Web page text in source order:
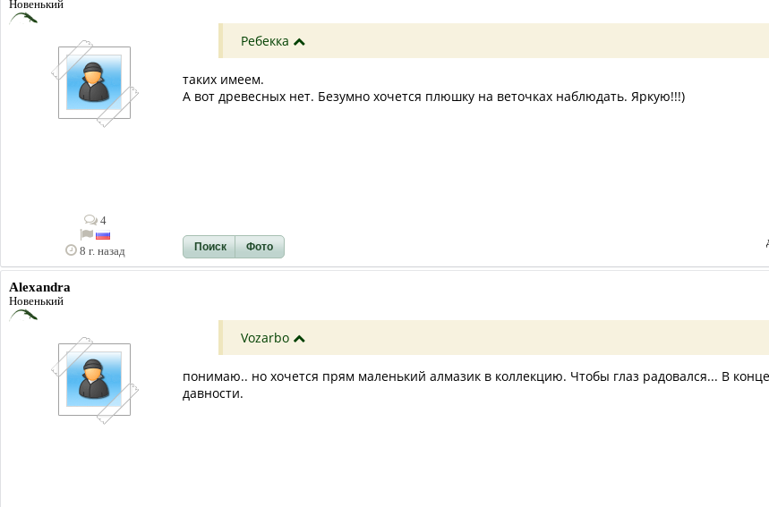
Новенький
4
8 г. назад
Ребекка
таких имеем.
А вот древесных нет. Безумно хочется плюшку на веточках наблюдать. Яркую!!!)
Поиск Фото
Alexandra
Новенький
Vozarbo
понимаю.. но хочется прям маленький алмазик в коллекцию. Чтобы глаз радовался... В
давности.